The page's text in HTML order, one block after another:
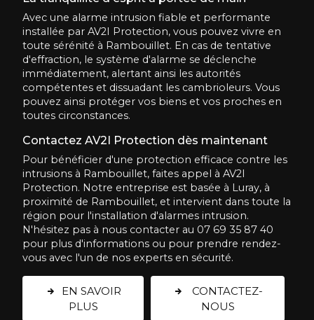
Avec une alarme intrusion fiable et performante
installée par AV2I Protection, vous pouvez vivre en
toute sérénité à Rambouillet. En cas de tentative
d'effraction, le système d'alarme se déclenche
immédiatement, alertant ainsi les autorités
compétentes et dissuadant les cambrioleurs. Vous
pouvez ainsi protéger vos biens et vos proches en
toutes circonstances.
Contactez AV2I Protection dès maintenant
Pour bénéficier d'une protection efficace contre les
intrusions à Rambouillet, faites appel à AV2I
Protection. Notre entreprise est basée à Luray, à
proximité de Rambouillet, et intervient dans toute la
région pour l'installation d'alarmes intrusion.
N'hésitez pas à nous contacter au 07 69 35 87 40
pour plus d'informations ou pour prendre rendez-
vous avec l'un de nos experts en sécurité.
EN SAVOIR
PLUS
CONTACTEZ-
NOUS